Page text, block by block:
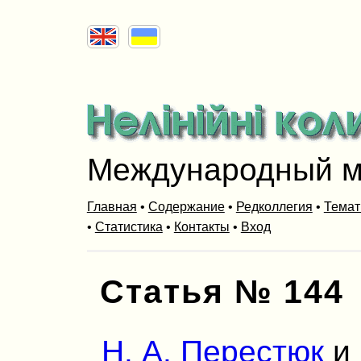
Международный
Главная • Содержание• Редколлегия •
• Статистика • Контакты • Вход
Статья № 144
Н. А. Перестюки